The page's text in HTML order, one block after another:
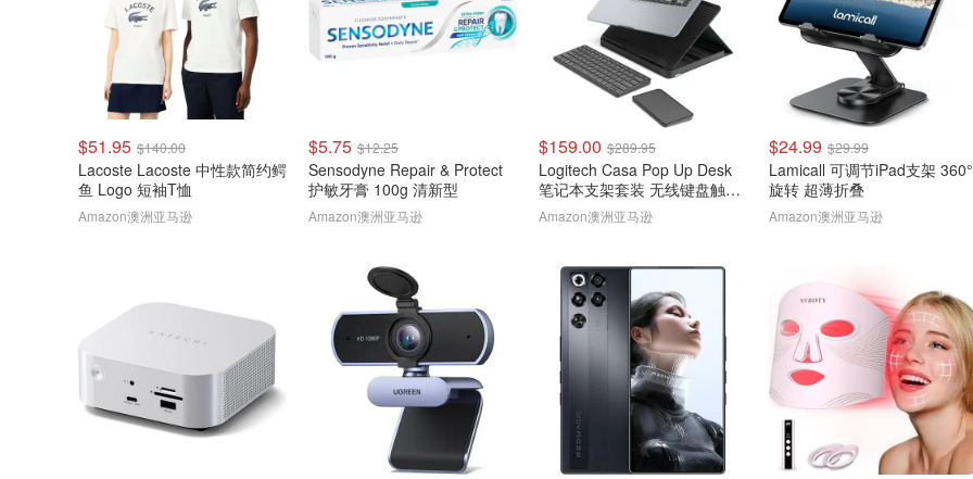
$51.95 $140.00
Lacoste Lacoste 中性款简约鳄
鱼 Logo 短袖T恤
Amazon澳洲亚马逊
$5.75 $12.25
Sensodyne Repair & Protect
护敏牙膏 100g 清新型
Amazon澳洲亚马逊
$159.00 $289.95
Logitech Casa Pop Up Desk
笔记本支架套装 无线键盘触控
板
Amazon澳洲亚马逊
$24.99 $29.99
Lamicall 可调节iPad支架 360°
旋转 超薄折叠
Amazon澳洲亚马逊